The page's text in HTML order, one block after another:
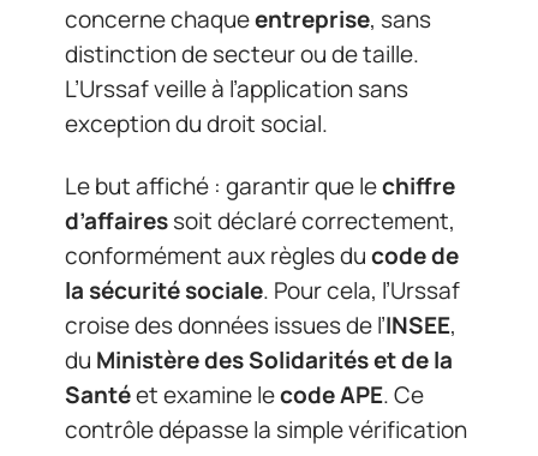
concerne chaqueentreprise, sans
distinction de secteur ou de taille.
L’Urssaf veille à l’application sans
exception du droit social.
Le but affiché : garantir que lechiffre
d’affairessoit déclaré correctement,
conformément aux règles ducode de
la sécurité sociale. Pour cela, l’Urssaf
croise des données issues de l’INSEE,
du Ministère des Solidarités et de la
Santéet examine lecode APE. Ce
contrôle dépasse la simple vérification